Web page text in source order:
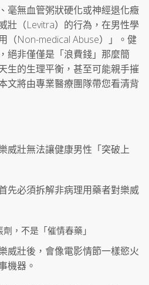
毫無血管粥狀硬化或神經退化癥
壯（Levitra）的行為，在男性學
（Non-medical Abuse）」。健
絕非僅僅是「浪費錢」那麼簡
生的生理平衡，甚至可能親手摧
文將由專業醫療團隊帶您看清背
威壯無法讓健康男性「突破上
先必須拆解非病理用藥者對樂威
，不是「催情春藥」
威壯後，會像電影情節一樣慾火
機器。